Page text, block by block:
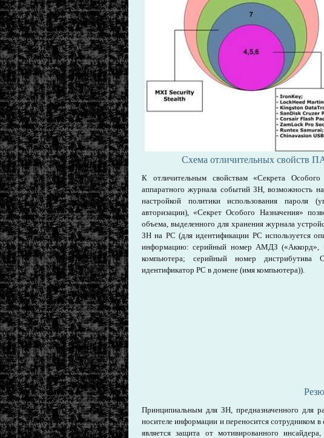
Схема отличительных свойств
К отличительным свойствам «Секрета Особого
аппаратного журнала событий ЗН, возможность
настройкой политики использования
авторизации), «Секрет Особого Назначения»
объема, выделенного для хранения журнала
ЗН на РС (для идентификации РС используется
информацию: серийный номер АМДЗ («Аккорд»,
компьютера; серийный номер
идентификатор РС в домене (имя компьютера)).
Принципиальным для ЗН, предназначенного для
носителе информации и переносится сотрудником
является защита от мотивированного